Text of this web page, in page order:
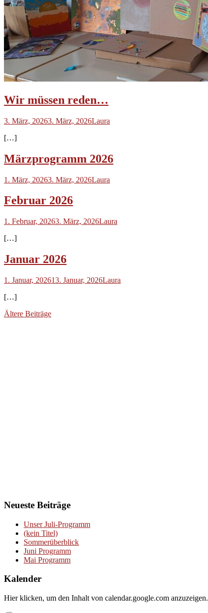
Wir müssen reden…
3. März, 20263. März, 2026Laura
[…]
Märzprogramm 2026
1. März, 20263. März, 2026Laura
Februar 2026
1. Februar, 20263. März, 2026Laura
[…]
Januar 2026
1. Januar, 202613. Januar, 2026Laura
[…]
Beitragsnavigation
Ältere Beiträge
Neueste Beiträge
Unser Juli-Programm
(kein Titel)
Sommerüberblick
Juni Programm
Mai Programm
Kalender
Inhalt
Hier klicken, um den Inhalt von calendar.google.com anzuzeigen.